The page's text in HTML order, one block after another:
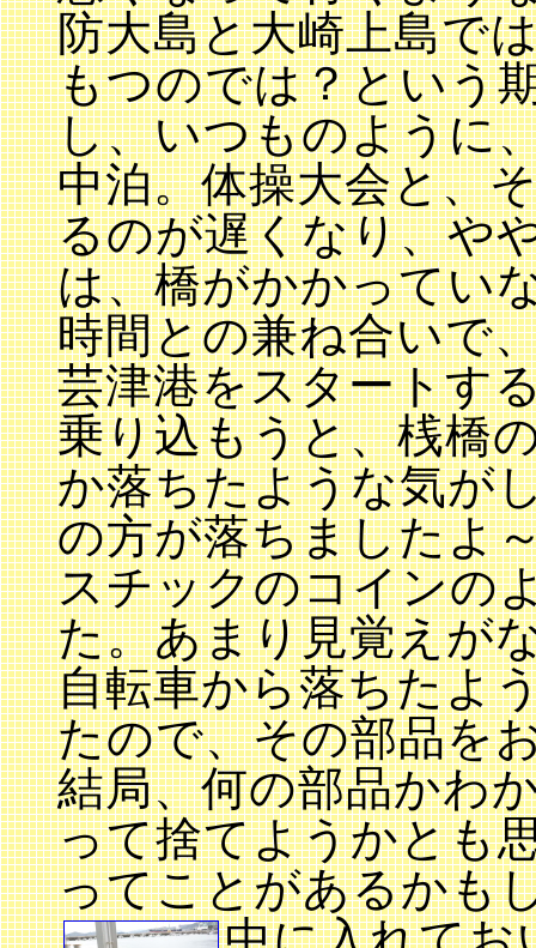
防大島と大崎上島で
もつのでは？という
し、いつものように
中泊。体操大会と、
るのが遅くなり、や
は、橋がかかってい
時間との兼ね合いで
芸津港をスタートす
乗り込もうと、桟橋
か落ちたような気が
の方が落ちましたよ
スチックのコインの
た。あまり見覚えが
自転車から落ちたよ
たので、その部品を
結局、何の部品かわ
って捨てようかとも
ってことがあるかも